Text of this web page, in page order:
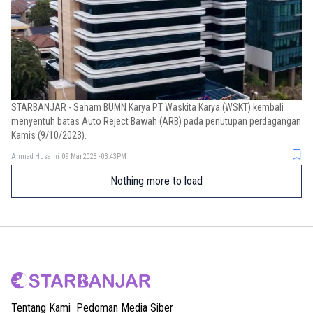
STARBANJAR - Saham BUMN Karya PT Waskita Karya (WSKT) kembali
menyentuh batas Auto Reject Bawah (ARB) pada penutupan perdagangan
Kamis (9/10/2023).
Ahmad Husaini 09 Mar 2023 - 03:43PM
Nothing more to load
Tentang Kami Pedoman Media Siber